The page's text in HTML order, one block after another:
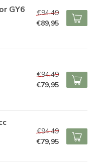
GY6
€94,49
€89,95
€94,49
€79,95
€94,49
€79,95